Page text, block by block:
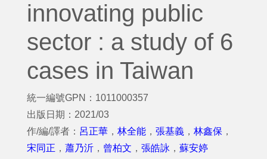
innovating public
sector : a study of 6
cases in Taiwan
統一編號GPN：1011000357
出版日期：2021/03
作/編/譯者： 呂正華 ， 林全能 ， 張基義 ， 林鑫保 ，
宋同正 ， 蕭乃沂 ， 曾柏文 ， 張皓詠 ， 蘇安婷